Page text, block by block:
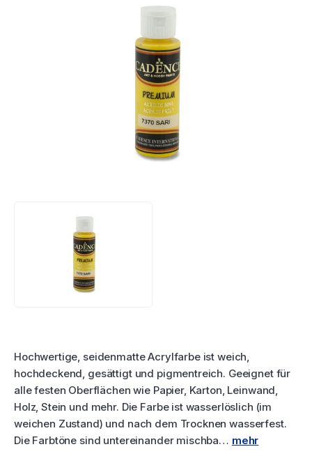
Hochwertige, seidenmatte Acrylfarbe ist weich,
hochdeckend, gesättigt und pigmentreich. Geeignet für
alle festen Oberflächen wie Papier, Karton, Leinwand,
Holz, Stein und mehr. Die Farbe ist wasserlöslich (im
weichen Zustand) und nach dem Trocknen wasserfest.
Die Farbtöne sind untereinander mischba… mehr